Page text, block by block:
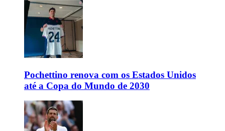
Pochettino renova com os Estados Unidos
até a Copa do Mundo de 2030